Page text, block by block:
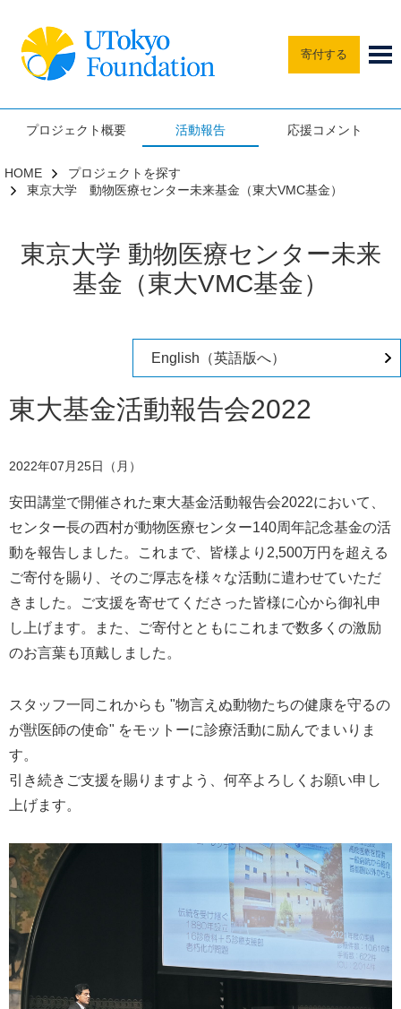
寄付する
HOME
プロジェクトを探す
東京大学 動物医療センター未来基金（東大VMC基金）
東京大学 動物医療センター未来
基金（東大VMC基金）
English（英語版へ）
プロジェクト概要 活動報告 応援コメント
東大基金活動報告会2022
2022年07月25日（月）
安田講堂で開催された東大基金活動報告会2022において、
センター長の西村が動物医療センター140周年記念基金の活
動を報告しました。これまで、皆様より2,500万円を超える
ご寄付を賜り、そのご厚志を様々な活動に遣わせていただ
きました。ご支援を寄せてくださった皆様に心から御礼申
し上げます。また、ご寄付とともにこれまで数多くの激励
のお言葉も頂戴しました。
スタッフ一同これからも "物言えぬ動物たちの健康を守るの
が獣医師の使命" をモットーに診療活動に励んでまいりま
す。
引き続きご支援を賜りますよう、何卒よろしくお願い申し
上げます。